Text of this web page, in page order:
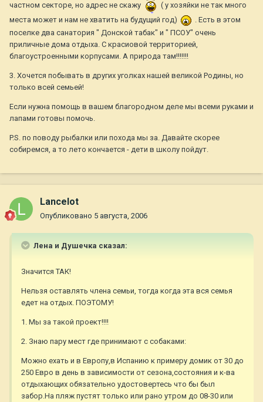
частном секторе, но адрес не скажу
( у хозяйки не так много
места может и нам не хватить на будущий год)
. Есть в этом
поселке два санатория " Донской табак" и " ПСОУ" очень
приличные дома отдыха. С красиовой территорией,
благоустроенными корпусами. А природа там!!!!!!!
3. Хочется побывать в других уголках нашей великой Родины, но
только всей семьей!
Если нужна помощь в вашем благородном деле мы всеми руками и
лапами готовы помочь.
P.S. по поводу рыбалки или похода мы за. Давайте скорее
собиремся, а то лето кончается - дети в школу пойдут.
Lancelot
Опубликовано 5 августа, 2006
Лена и Душечка сказал:
Значится ТАК!
Нельзя оставлять члена семьи, тогда когда эта вся семья
едет на отдых. ПОЭТОМУ!
1. Мы за такой проект!!!!
2. Знаю пару мест где принимают с собаками:
Можно ехать и в Европу,в Испанию к примеру домик от 30 до
250 Евро в день в зависимости от сезона,состояния и к-ва
отдыхающих обязательно удостовертесь что бы был
забор.На пляж пустят только или рано утром до 08-30 или